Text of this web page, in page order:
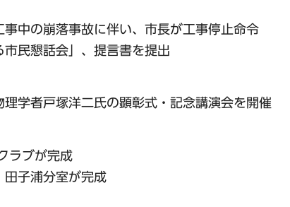
中の崩落事故に伴い、市長が工事停止命令
市民懇話会」、提言書を提出
学者戸塚洋二氏の顕彰式・記念講演会を開催
ラブが完成
田子浦分室が完成